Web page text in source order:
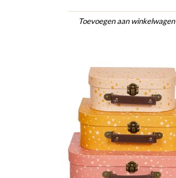
Toevoegen aan winkelwagen